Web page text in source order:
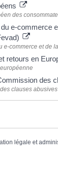
des
e-commerce
e-commerce et de
retours en
des
clauses abusives
légale et